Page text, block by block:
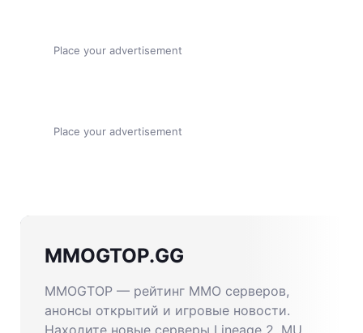
Place your advertisement
Place your advertisement
MMOGTOP.GG
MMOGTOP — рейтинг MMO серверов,
анонсы открытий и игровые новости.
Находите новые серверы Lineage 2, MU